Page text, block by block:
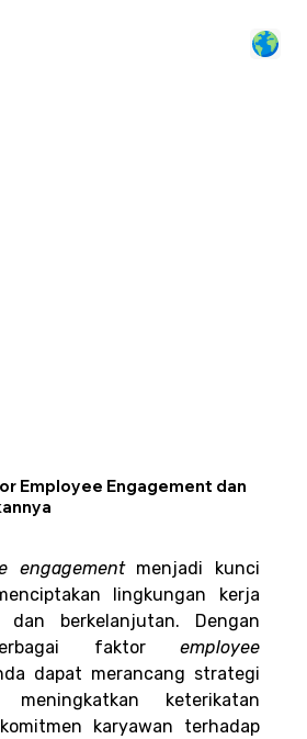
Employee Engagement dan
engagement menjadi kunci
lingkungan kerja
berkelanjutan. Dengan
faktor employee
dapat merancang strategi
keterikatan
karyawan terhadap